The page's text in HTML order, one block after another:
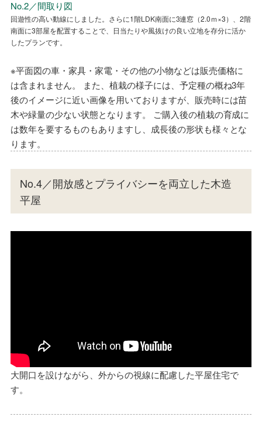
NO.2／省エネ性能ラベル
No.2／間取り図
回遊性の高い動線にしました。さらに1階LDK南面に3連窓（2.0ｍ×3）、2階
南面に3部屋を配置することで、日当たりや風抜けの良い立地を存分に活か
したプランです。
No.2／外観
切妻屋根に道路からの視線を遮る袖壁を設け、シンプルかつ機能的な外観と
しました。
No.2／ダイニング・キッチン
NO.2／省エネ性能ラベル
No.2／間取り図
回遊性の高い動線にしました。さらに1階LDK南面に3連窓（2.0ｍ×3）、2階
南面に3部屋を配置することで、日当たりや風抜けの良い立地を存分に活か
したプランです。
※平面図の車・家具・家電・その他の小物などは販売価格に
は含まれません。 また、植栽の様子には、予定種の概ね3年
後のイメージに近い画像を用いておりますが、販売時には苗
木や緑量の少ない状態となります。 ご購入後の植栽の育成に
は数年を要するものもありますし、成長後の形状も様々とな
ります。
No.4／開放感とプライバシーを両立した木造
平屋
大開口を設けながら、外からの視線に配慮した平屋住宅で
す。